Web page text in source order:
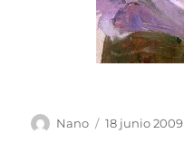
Autor
Nano
Publicado
18 junio 2009